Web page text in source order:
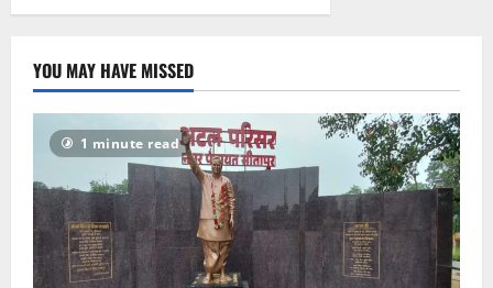
धावा,
नगदी
समेत
कीमती
सामान
किया
पार
YOU MAY HAVE MISSED
1 minute read